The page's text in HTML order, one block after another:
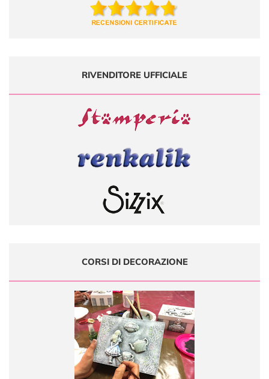
RIVENDITORE UFFICIALE
CORSI DI DECORAZIONE